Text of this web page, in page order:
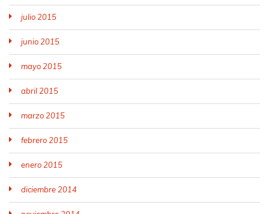
julio 2015
junio 2015
mayo 2015
abril 2015
marzo 2015
febrero 2015
enero 2015
diciembre 2014